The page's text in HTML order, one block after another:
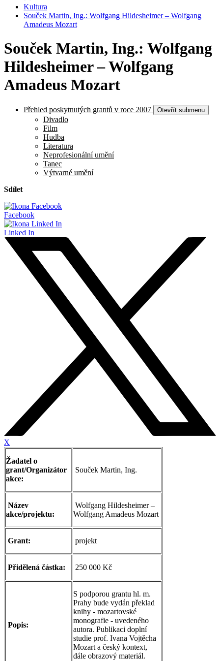
Kultura
Souček Martin, Ing.: Wolfgang Hildesheimer – Wolfgang
Amadeus Mozart
Souček Martin, Ing.: Wolfgang
Hildesheimer – Wolfgang
Amadeus Mozart
Přehled poskytnutých grantů v roce 2007 Otevřít submenu
Divadlo
Film
Hudba
Literatura
Neprofesionální umění
Tanec
Výtvarné umění
Sdílet
Facebook
Linked In
X
Žadatel o
grant/Organizátor
akce:
Souček Martin, Ing.
Název
akce/projektu:
Wolfgang Hildesheimer –
Wolfgang Amadeus Mozart
Grant: projekt
Přidělená částka: 250 000 Kč
Popis:
S podporou grantu hl. m.
Prahy bude vydán překlad
knihy - mozartovské
monografie - uvedeného
autora. Publikaci doplní
studie prof. Ivana Vojtěcha
Mozart a český kontext,
dále obrazový materiál.